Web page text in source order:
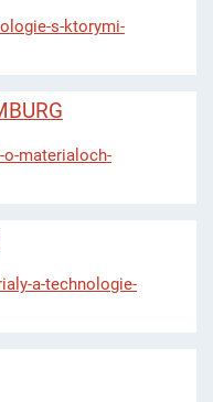
s-ktorymi-
materialoch-
a-technologie-